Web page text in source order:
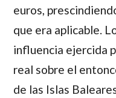
euros,
que era aplicable.
influencia ejercida
real sobre el
de las Islas